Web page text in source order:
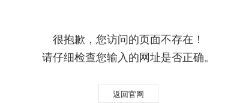
很抱歉，您访问的页面不存在！
请仔细检查您输入的网址是否正确。
返回官网